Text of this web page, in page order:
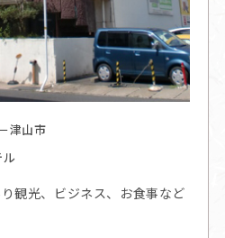
津山市
ル
観光、ビジネス、お食事など